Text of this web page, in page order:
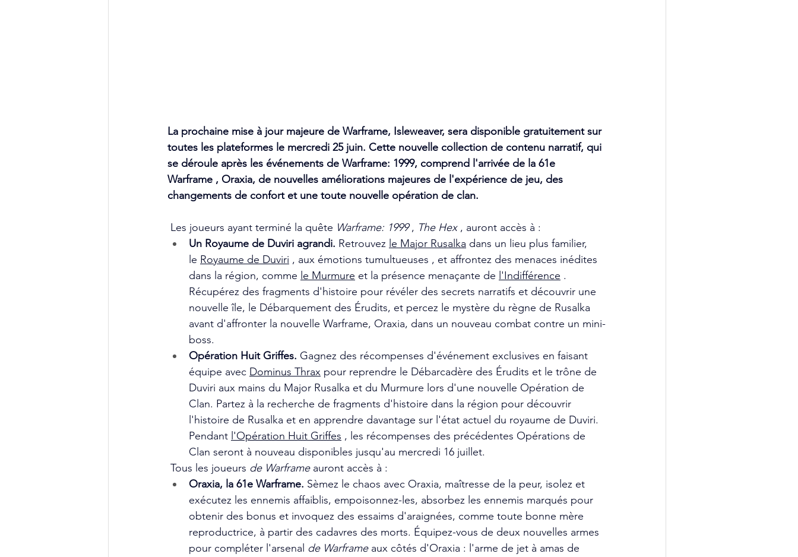
La prochaine mise à jour majeure de Warframe, Isleweaver, sera disponible gratuitement sur
toutes les plateformes le mercredi 25 juin. Cette nouvelle collection de contenu narratif, qui
se déroule après les événements de Warframe: 1999, comprend l'arrivée de la 61e
Warframe , Oraxia, de nouvelles améliorations majeures de l'expérience de jeu, des
changements de confort et une toute nouvelle opération de clan.
Les joueurs ayant terminé la quête Warframe: 1999 , The Hex , auront accès à :
Un Royaume de Duviri agrandi. Retrouvez le Major Rusalka dans un lieu plus familier,
le Royaume de Duviri , aux émotions tumultueuses , et affrontez des menaces inédites
dans la région, comme le Murmure et la présence menaçante de l'Indifférence .
Récupérez des fragments d'histoire pour révéler des secrets narratifs et découvrir une
nouvelle île, le Débarquement des Érudits, et percez le mystère du règne de Rusalka
avant d'affronter la nouvelle Warframe, Oraxia, dans un nouveau combat contre un mini-
boss.
Opération Huit Griffes. Gagnez des récompenses d'événement exclusives en faisant
équipe avec Dominus Thrax pour reprendre le Débarcadère des Érudits et le trône de
Duviri aux mains du Major Rusalka et du Murmure lors d'une nouvelle Opération de
Clan. Partez à la recherche de fragments d'histoire dans la région pour découvrir
l'histoire de Rusalka et en apprendre davantage sur l'état actuel du royaume de Duviri.
Pendant l'Opération Huit Griffes , les récompenses des précédentes Opérations de
Clan seront à nouveau disponibles jusqu'au mercredi 16 juillet.
Tous les joueurs de Warframe auront accès à :
Oraxia, la 61e Warframe. Sèmez le chaos avec Oraxia, maîtresse de la peur, isolez et
exécutez les ennemis affaiblis, empoisonnez-les, absorbez les ennemis marqués pour
obtenir des bonus et invoquez des essaims d'araignées, comme toute bonne mère
reproductrice, à partir des cadavres des morts. Équipez-vous de deux nouvelles armes
pour compléter l'arsenal de Warframe aux côtés d'Oraxia : l'arme de jet à amas de